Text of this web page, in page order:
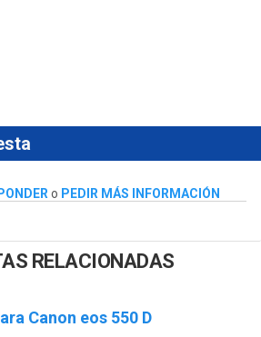
o PEDIR MÁS INFORMACIÓN
RELACIONADAS
Canon eos 550 D